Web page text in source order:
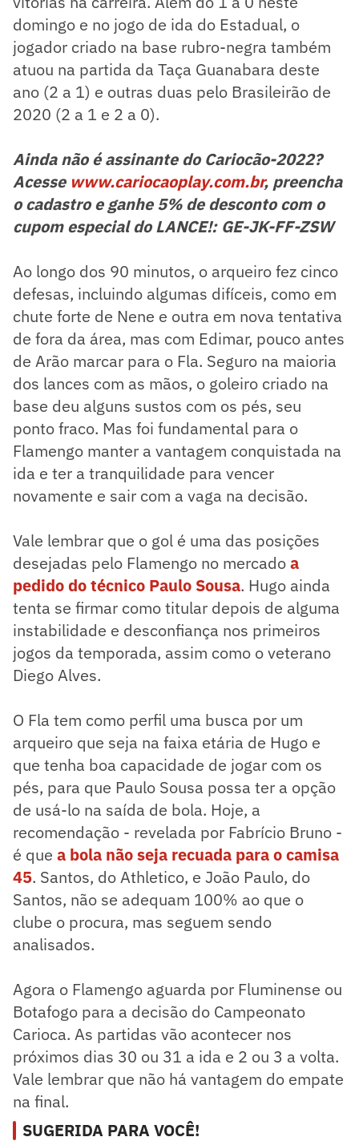
domingo e no jogo de ida do Estadual, o
jogador criado na base rubro-negra também
atuou na partida da Taça Guanabara deste
ano (2 a 1) e outras duas pelo Brasileirão de
2020 (2 a 1 e 2 a 0).
Ainda não é assinante do Cariocão-2022?
Acesse www.cariocaoplay.com.br, preencha
o cadastro e ganhe 5% de desconto com o
cupom especial do LANCE!: GE-JK-FF-ZSW
Ao longo dos 90 minutos, o arqueiro fez cinco
defesas, incluindo algumas difíceis, como em
chute forte de Nene e outra em nova tentativa
de fora da área, mas com Edimar, pouco antes
de Arão marcar para o Fla. Seguro na maioria
dos lances com as mãos, o goleiro criado na
base deu alguns sustos com os pés, seu
ponto fraco. Mas foi fundamental para o
Flamengo manter a vantagem conquistada na
ida e ter a tranquilidade para vencer
novamente e sair com a vaga na decisão.
Vale lembrar que o gol é uma das posições
desejadas pelo Flamengo no mercadoa
pedido do técnico Paulo Sousa. Hugo ainda
tenta se firmar como titular depois de alguma
instabilidade e desconfiança nos primeiros
jogos da temporada, assim como o veterano
Diego Alves.
O Fla tem como perfil uma busca por um
arqueiro que seja na faixa etária de Hugo e
que tenha boa capacidade de jogar com os
pés, para que Paulo Sousa possa ter a opção
de usá-lo na saída de bola. Hoje, a
recomendação - revelada por Fabrício Bruno -
é que a bola não seja recuada para o camisa
45. Santos, do Athletico, e João Paulo, do
Santos, não se adequam 100% ao que o
clube o procura, mas seguem sendo
analisados.
Agora o Flamengo aguarda por Fluminense ou
Botafogo para a decisão do Campeonato
Carioca. As partidas vão acontecer nos
próximos dias 30 ou 31 a ida e 2 ou 3 a volta.
Vale lembrar que não há vantagem do empate
na final.
SUGERIDA PARA VOCÊ!